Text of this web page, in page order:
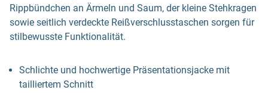
Rippbündchen an Ärmeln und Saum, der kleine Stehkragen
sowie seitlich verdeckte Reißverschlusstaschen sorgen für
stilbewusste Funktionalität.
Schlichte und hochwertige Präsentationsjacke mit
tailliertem Schnitt